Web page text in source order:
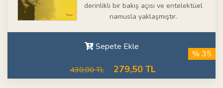
derinlikli bir bakış açısı ve entelektüel
namusla yaklaşmıştır.
Sepete Ekle
430,00 TL 279,50 TL
% 35